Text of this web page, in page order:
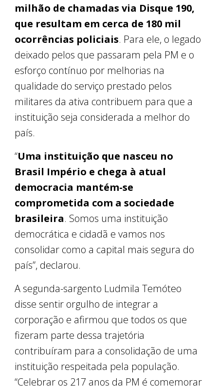
milhão de chamadas via Disque 190,
que resultam em cerca de 180 mil
ocorrências policiais. Para ele, o legado
deixado pelos que passaram pela PM e o
esforço contínuo por melhorias na
qualidade do serviço prestado pelos
militares da ativa contribuem para que a
instituição seja considerada a melhor do
país.
“Uma instituição que nasceu no
Brasil Império e chega à atual
democracia mantém-se
comprometida com a sociedade
brasileira. Somos uma instituição
democrática e cidadã e vamos nos
consolidar como a capital mais segura do
país”, declarou.
A segunda-sargento Ludmila Temóteo
disse sentir orgulho de integrar a
corporação e afirmou que todos os que
fizeram parte dessa trajetória
contribuíram para a consolidação de uma
instituição respeitada pela população.
“Celebrar os 217 anos da PM é comemorar